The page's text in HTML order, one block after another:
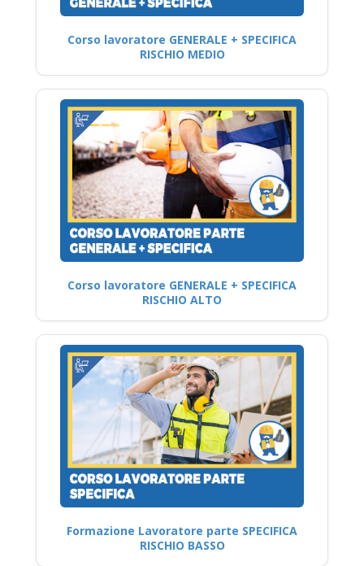
Corso lavoratore GENERALE + SPECIFICA
RISCHIO MEDIO
Corso lavoratore GENERALE + SPECIFICA
RISCHIO ALTO
Formazione Lavoratore parte SPECIFICA
RISCHIO BASSO